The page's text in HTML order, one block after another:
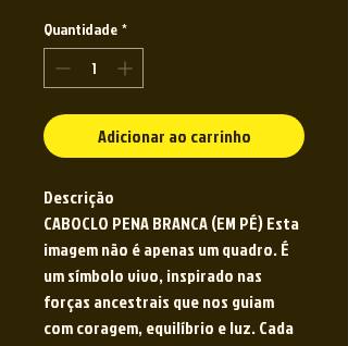
Quantidade *
Adicionar ao carrinho
Descrição
CABOCLO PENA BRANCA (EM PÉ) Esta
imagem não é apenas um quadro. É
um símbolo vivo, inspirado nas
forças ancestrais que nos guiam
com coragem, equilíbrio e luz. Cada